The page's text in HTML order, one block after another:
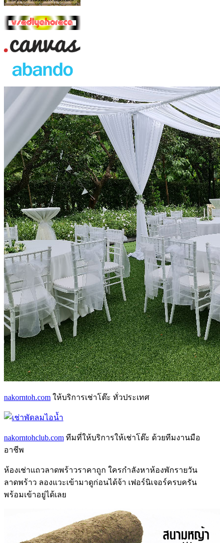
nakorntoh.com ให้บริการเช่าโต๊ะ ทั่วประเทศ
nakorntohclub.com ทีมที่ให้บริการให้เช่าโต๊ะ ด้วยทีมงานมือ
อาชีพ
ห้องเช่าแถวลาดพร้าวราคาถูก ใครกำลังหาห้องพักรายวัน
ลาดพร้าว ลองแวะเข้ามาดูก่อนได้จ้า เฟอร์นิเจอร์ครบครัน
พร้อมเข้าอยู่ได้เลย